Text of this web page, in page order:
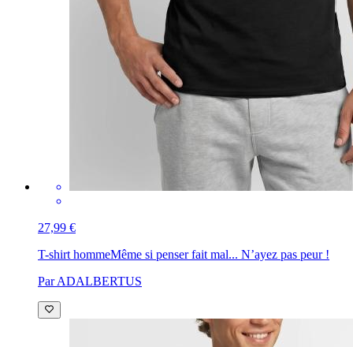
27,99 €
T-shirt hommeMême si penser fait mal... N’ayez pas peur !
Par ADALBERTUS